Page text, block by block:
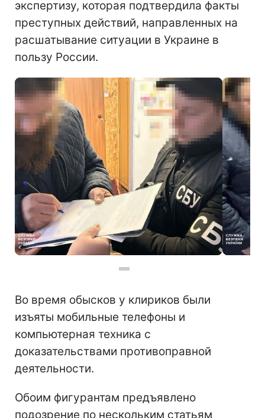
экспертизу, которая подтвердила факты
преступных действий, направленных на
расшатывание ситуации в Украине в
пользу России.
Во время обысков у клириков были
изъяты мобильные телефоны и
компьютерная техника с
доказательствами противоправной
деятельности.
Обоим фигурантам предъявлено
подозрение по нескольким статьям